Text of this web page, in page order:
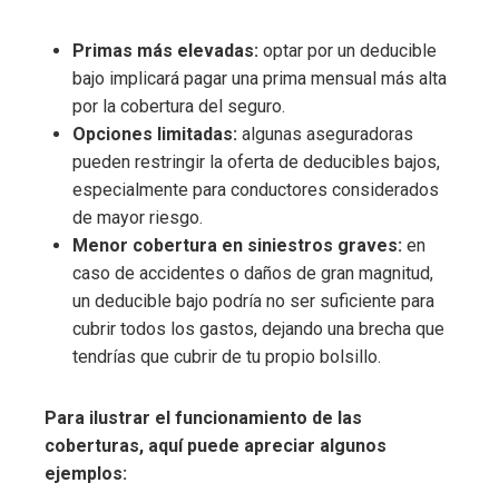
Primas más elevadas: optar por un deducible
bajo implicará pagar una prima mensual más alta
por la cobertura del seguro.
Opciones limitadas: algunas aseguradoras
pueden restringir la oferta de deducibles bajos,
especialmente para conductores considerados
de mayor riesgo.
Menor cobertura en siniestros graves: en
caso de accidentes o daños de gran magnitud,
un deducible bajo podría no ser suficiente para
cubrir todos los gastos, dejando una brecha que
tendrías que cubrir de tu propio bolsillo.
Para ilustrar el funcionamiento de las
coberturas, aquí puede apreciar algunos
ejemplos: